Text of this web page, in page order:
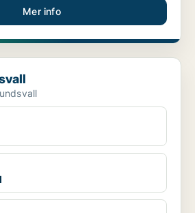
Mer info